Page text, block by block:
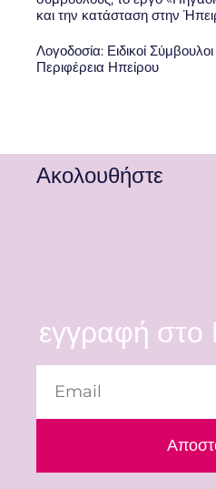
και την κατάσταση στην
Λογοδοσία: Ειδικοί Σύμβουλοι
Περιφέρεια Ηπείρου
Ακολουθήστε
εγγραφή